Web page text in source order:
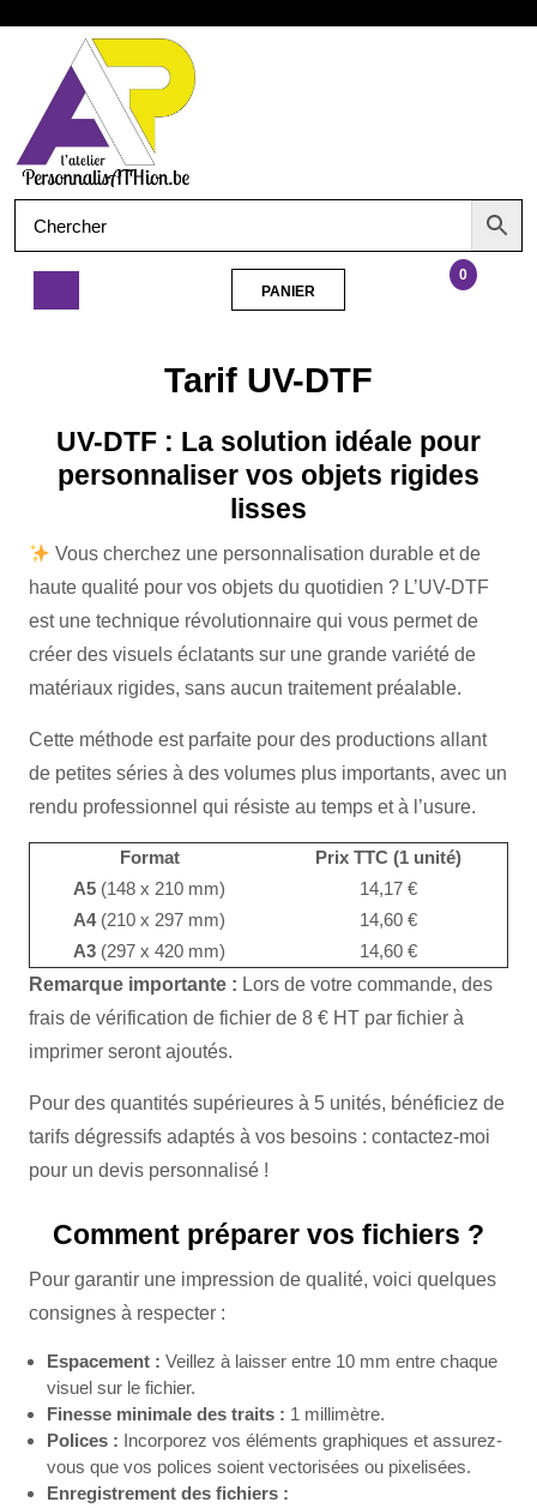
Ouvrir
le
menu
0
PANIER
Tarif UV-DTF
UV-DTF : La solution idéale pour
personnaliser vos objets rigides
lisses
Vous cherchez une personnalisation durable et de
haute qualité pour vos objets du quotidien ? L’UV-DTF
est une technique révolutionnaire qui vous permet de
créer des visuels éclatants sur une grande variété de
matériaux rigides, sans aucun traitement préalable.
Cette méthode est parfaite pour des productions allant
de petites séries à des volumes plus importants, avec un
rendu professionnel qui résiste au temps et à l’usure.
Format
Prix TTC (1 unité)
A5 (148 x 210 mm)
14,17 €
A4(210 x 297 mm)
14,60 €
A3 (297 x 420 mm)
14,60 €
Remarque importante : Lors de votre commande, des
frais de vérification de fichier de 8 € HT par fichier à
imprimer seront ajoutés.
Pour des quantités supérieures à 5 unités, bénéficiez de
tarifs dégressifs adaptés à vos besoins : contactez-moi
pour un devis personnalisé !
Comment préparer vos fichiers ?
Pour garantir une impression de qualité, voici quelques
consignes à respecter :
Espacement : Veillez à laisser entre 10 mm entre chaque
visuel sur le fichier.
Finesse minimale des traits : 1 millimètre.
Polices : Incorporez vos éléments graphiques et assurez-
vous que vos polices soient vectorisées ou pixelisées.
Enregistrement des fichiers :